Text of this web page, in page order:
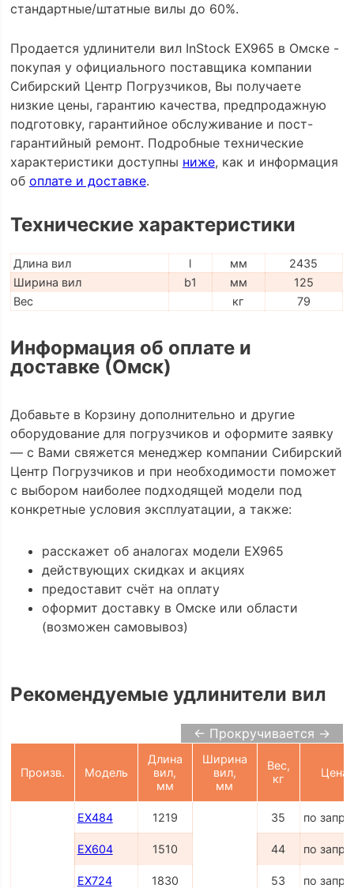
стандартные/штатные вилы до 60%.
Продается удлинители вил InStock EX965 в Омске -
покупая у официального поставщика компании
Сибирский Центр Погрузчиков, Вы получаете
низкие цены, гарантию качества, предпродажную
подготовку, гарантийное обслуживание и пост-
гарантийный ремонт. Подробные технические
характеристики доступны ниже, как и информация
об оплате и доставке.
Технические характеристики
Длина вил l мм
2435
Ширина вил
b1 мм
125
Вес
кг 79
Информация об оплате и
доставке (Омск)
Добавьте в Корзину дополнительно и другие
оборудование для погрузчиков и оформите заявку
— с Вами свяжется менеджер компании Сибирский
Центр Погрузчиков и при необходимости поможет
с выбором наиболее подходящей модели под
конкретные условия эксплуатации, а также:
расскажет об аналогах модели EX965
действующих скидках и акциях
предоставит счёт на оплату
оформит доставку в Омске или области
(возможен самовывоз)
Рекомендуемые удлинители вил
← Прокручивается →
Произв. Модель
Длина
вил,
мм
Ширина
вил,
мм
Вес,
кг
Цена
EX484 1219 35 по
EX604 1510 44 по
EX724 1830 53 по